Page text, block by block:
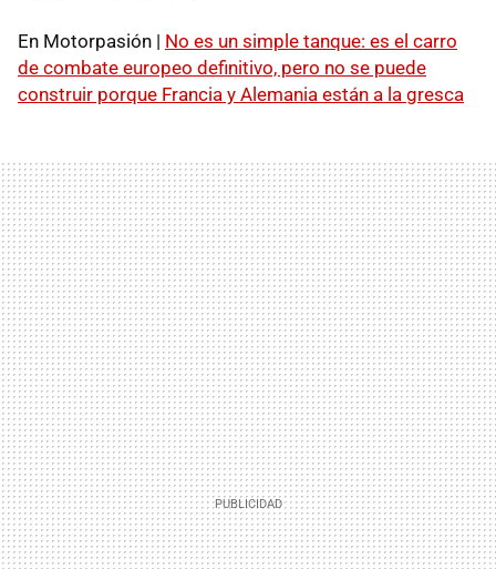
En Motorpasión | No es un simple tanque: es el carro
de combate europeo definitivo, pero no se puede
construir porque Francia y Alemania están a la gresca